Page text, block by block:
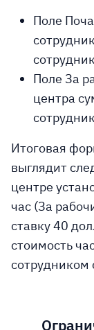
Поле
Поле За
центра
Итоговая
выглядит
центре
час (За
ставку 40
стоимость
сотрудником